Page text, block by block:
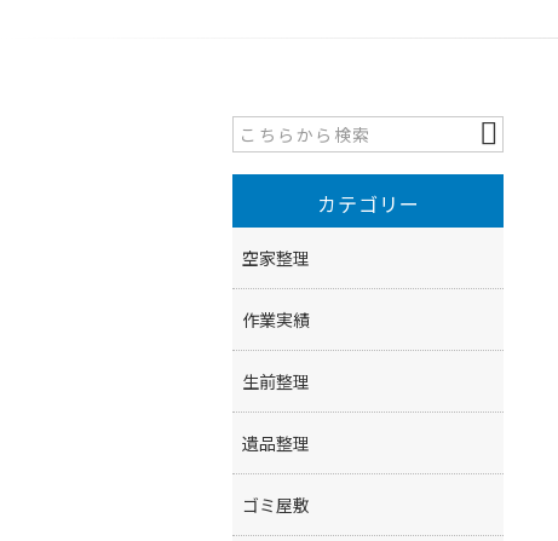
カテゴリー
空家整理
作業実績
生前整理
遺品整理
ゴミ屋敷